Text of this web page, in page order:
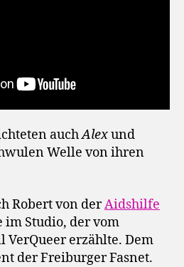
auchAlexund
Welle von ihren
Robert von derAidshilfe
im Studio, der vom
VerQueer erzählte. Dem
der Freiburger Fasnet.